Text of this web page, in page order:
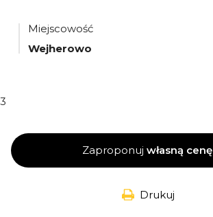
Miejscowość
Wejherowo
3
Zaproponuj własną cenę
Drukuj